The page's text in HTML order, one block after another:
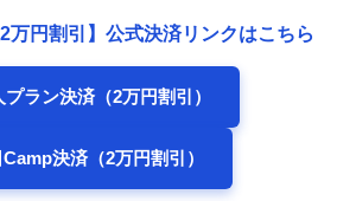
万円割引】公式決済リンクはこちら
プラン決済（2万円割引）
Camp決済（2万円割引）